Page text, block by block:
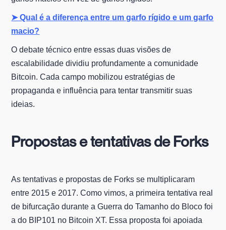
➤ Qual é a diferença entre um garfo rígido e um garfo
macio?
O debate técnico entre essas duas visões de
escalabilidade dividiu profundamente a comunidade
Bitcoin. Cada campo mobilizou estratégias de
propaganda e influência para tentar transmitir suas
ideias.
Propostas e tentativas de Forks
As tentativas e propostas de Forks se multiplicaram
entre 2015 e 2017. Como vimos, a primeira tentativa real
de bifurcação durante a Guerra do Tamanho do Bloco foi
a do BIP101 no Bitcoin XT. Essa proposta foi apoiada